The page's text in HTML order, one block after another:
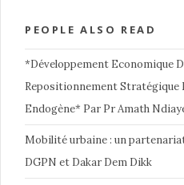
PEOPLE ALSO READ
*Développement Economique
Repositionnement Stratégique
Endogène* Par Pr Amath
Mobilité urbaine : un
DGPN et Dakar Dem Dikk